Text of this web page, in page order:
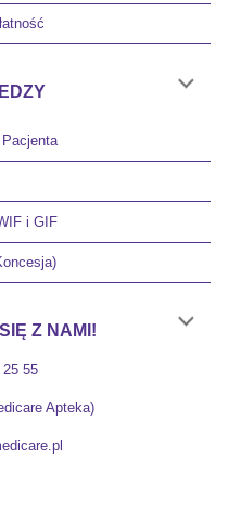
i GIF
Z NAMI!
55
Apteka)